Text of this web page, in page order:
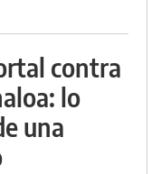
contra
lo
una